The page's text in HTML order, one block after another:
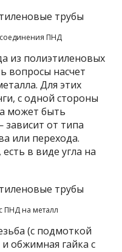
ПНД
из полиэтиленовых
вопросы насчет
Для этих
с одной стороны
может быть
от типа
или перехода.
в виде угла на
ПНД на металл
(с подмоткой
обжимная гайка с